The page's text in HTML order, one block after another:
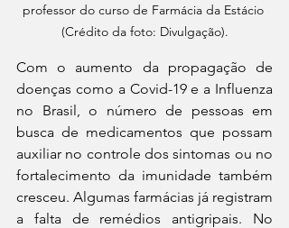
professor do curso de Farmácia da Estácio
(Crédito da foto: Divulgação).
Com o aumento da propagação de
doenças como a Covid-19 e a Influenza
no Brasil, o número de pessoas em
busca de medicamentos que possam
auxiliar no controle dos sintomas ou no
fortalecimento da imunidade também
cresceu. Algumas farmácias já registram
a falta de remédios antigripais. No